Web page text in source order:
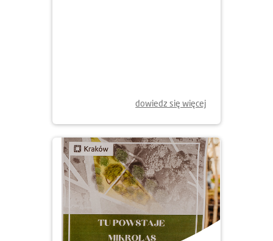
dowiedz się więcej